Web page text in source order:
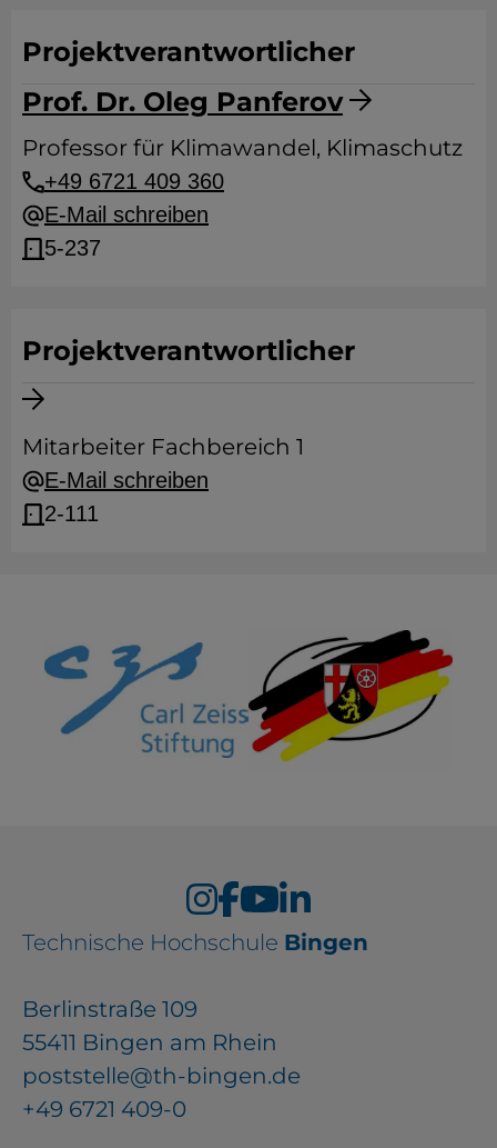
Prof. Dr. Oleg Panferov
Projektverantwortlicher
Professor für Klimawandel, Klimaschutz
+49 6721 409 360
E-Mail schreiben
5-237
Projektverantwortlicher
Mitarbeiter Fachbereich 1
E-Mail schreiben
2-111
Technische Hochschule Bingen
Berlinstraße 109
55411 Bingen am Rhein
poststelle@th-bingen.de
+49 6721 409-0